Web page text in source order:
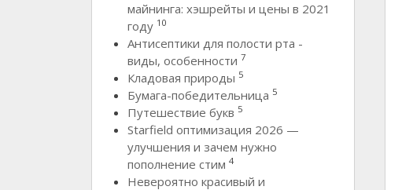
майнинга: хэшрейты и цены в 2021
году 10
Антисептики для полости рта -
виды, особенности 7
Кладовая природы 5
Бумага-победительница 5
Путешествие букв 5
Starfield оптимизация 2026 —
улучшения и зачем нужно
пополнение стим 4
Невероятно красивый и